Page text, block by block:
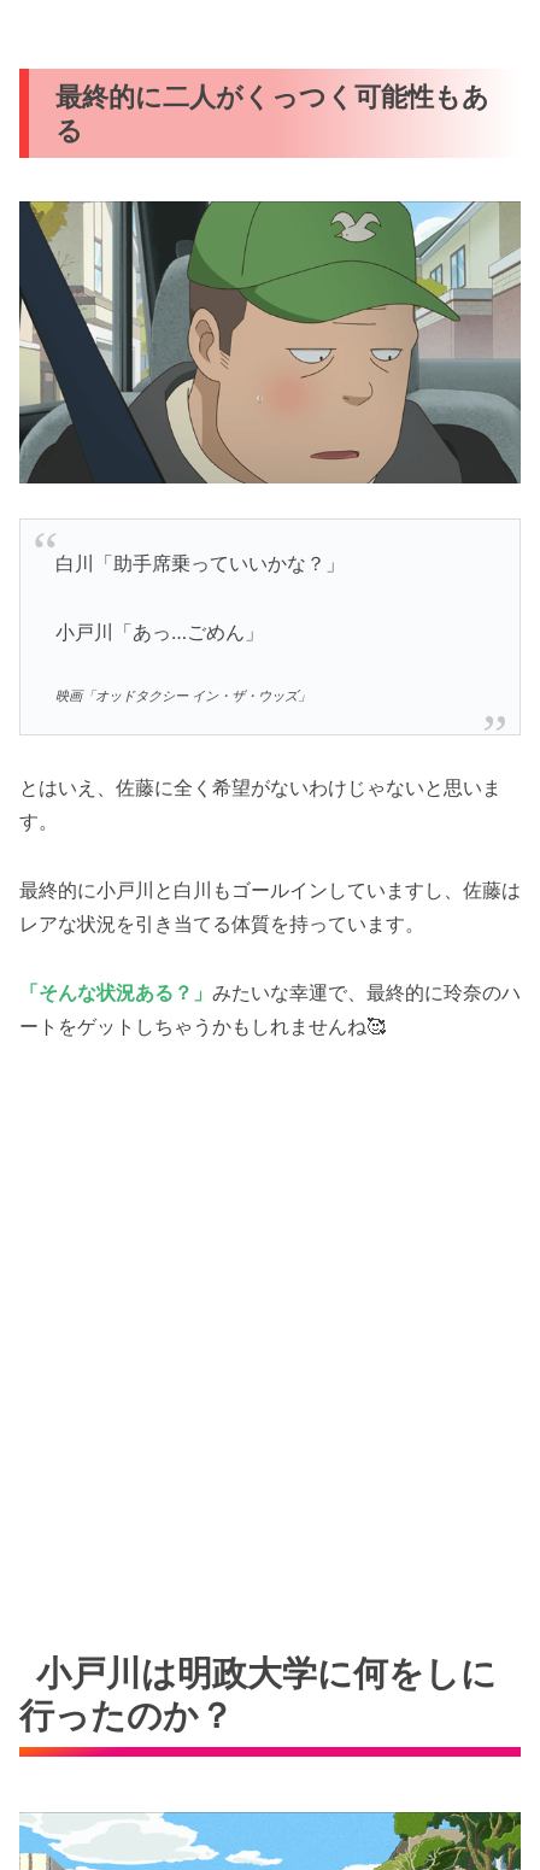
最終的に二人がくっつく可能性もあ
る
白川「助手席乗っていいかな？」
小戸川「あっ…ごめん」
映画「オッドタクシー イン・ザ・ウッズ」
とはいえ、佐藤に全く希望がないわけじゃないと思いま
す。
最終的に小戸川と白川もゴールインしていますし、佐藤は
レアな状況を引き当てる体質を持っています。
「そんな状況ある？」 みたいな幸運で、最終的に玲奈のハ
ートをゲットしちゃうかもしれませんね🥰
小戸川は明政大学に何をしに
行ったのか？